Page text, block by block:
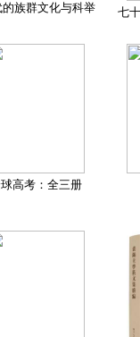
的族群文化与科举 七
高考：全三册